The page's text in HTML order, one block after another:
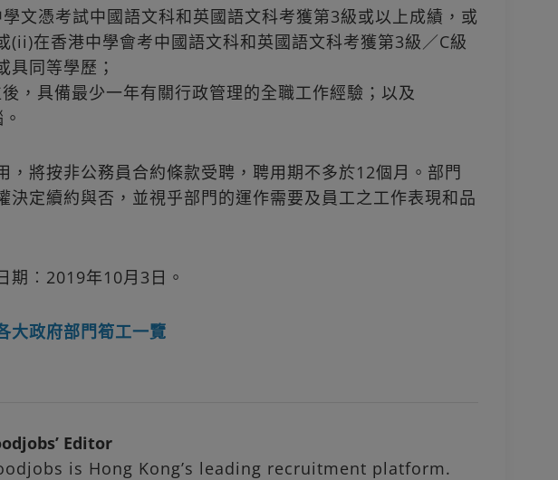
文憑考試中國語文科和英國語文科考獲第3級或以上成績，或
(ii)在香港中學會考中國語文科和英國語文科考獲第3級／C級
具同等學歷；
，具備最少一年有關行政管理的全職工作經驗；以及
，將按非公務員合約條款受聘，聘用期不多於12個月。部門
決定續約與否，並視乎部門的運作需要及員工之工作表現和品
期︰2019年10月3日。
大政府部門筍工一覽
Editor
is Hong Kong’s leading recruitment platform.